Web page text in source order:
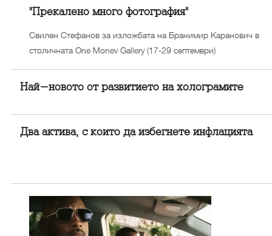
"Прекалено много фотография"
Свилен Стефанов за изложбата на Бранимир Каранович в
столичната One Monev Gallery (17-29 септември)
Най-новото от развитието на холограмите
Два актива, с които да избегнете инфлацията